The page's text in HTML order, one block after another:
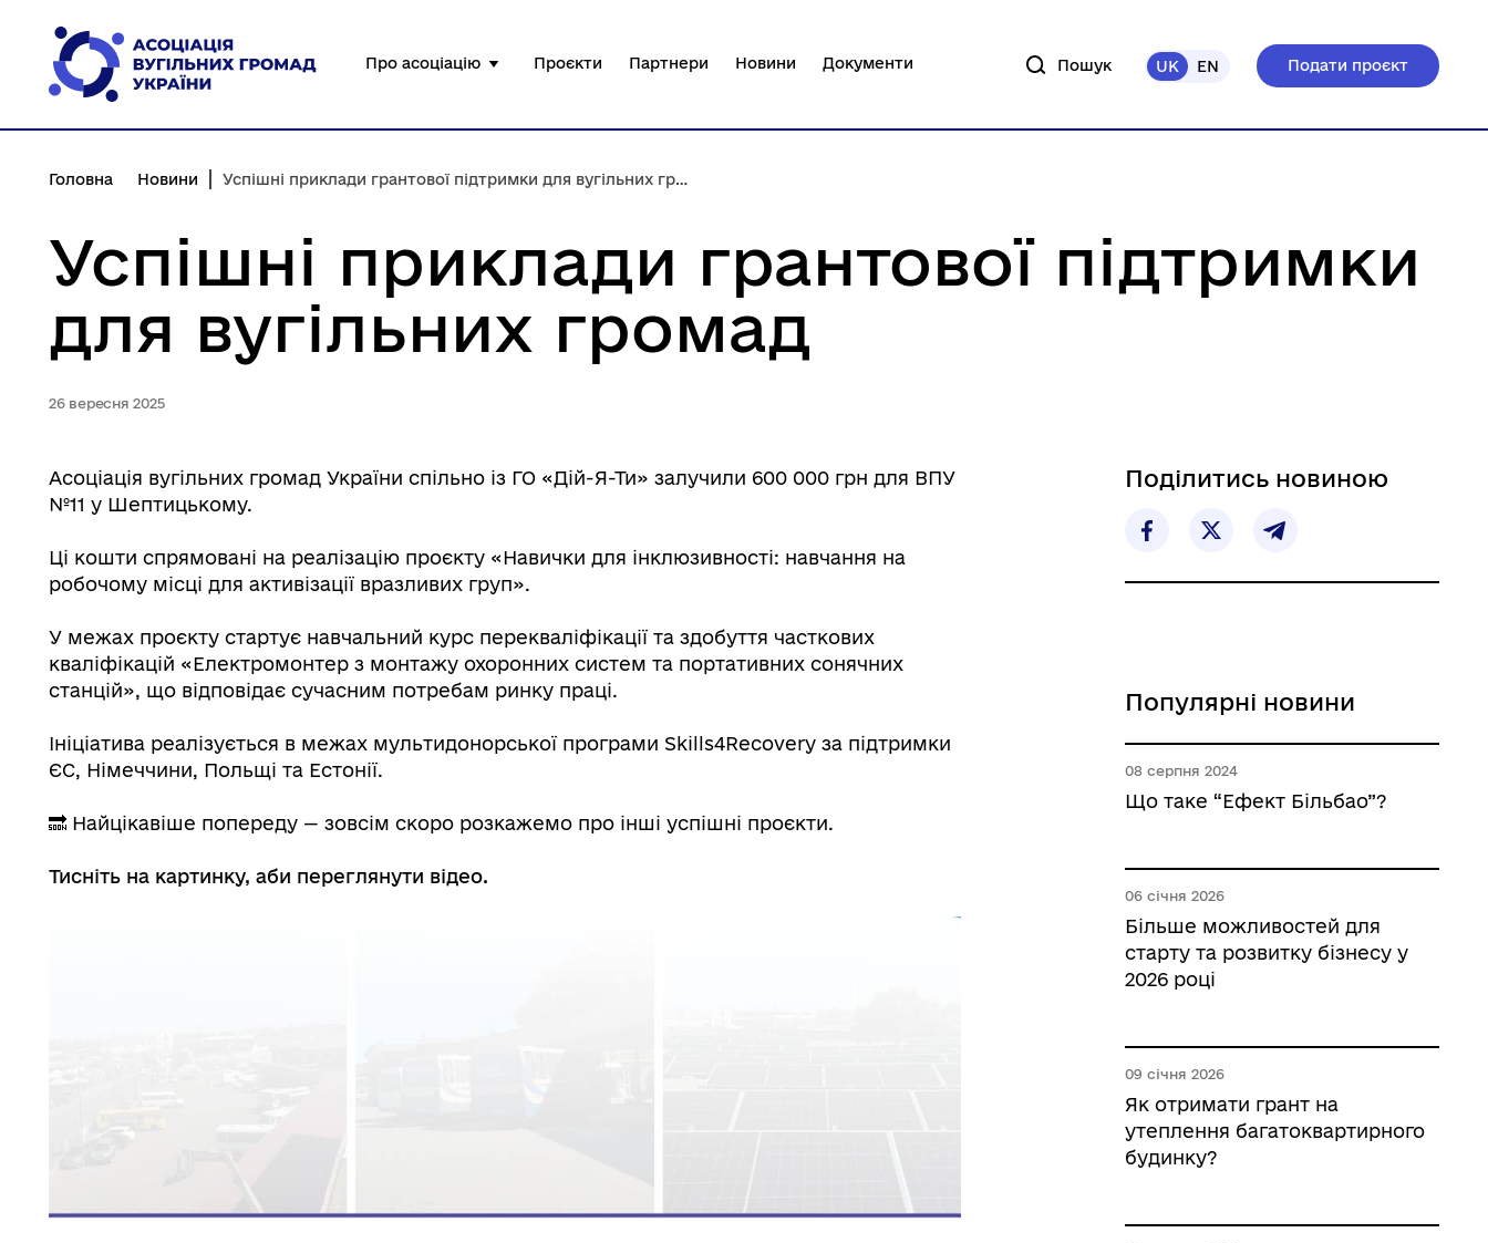
Перейти
основного
Про асоціацію Проєкти Партнери Новини Документи Пошук UK EN Подати проєкт
Головна Новини Успішні приклади грантової підтримки для вугільних громад
Успішні приклади грантової підтримки
для вугільних громад
26 вересня 2025
Асоціація вугільних громад України спільно із ГО «Дій-Я-Ти» залучили 600 000 грн для ВПУ
№11 у Шептицькому.
Ці кошти спрямовані на реалізацію проєкту «Навички для інклюзивності: навчання на
робочому місці для активізації вразливих груп».
У межах проєкту стартує навчальний курс перекваліфікації та здобуття часткових
кваліфікацій «Електромонтер з монтажу охоронних систем та портативних сонячних
станцій», що відповідає сучасним потребам ринку праці.
Ініціатива реалізується в межах мультидонорської програми Skills4Recovery за підтримки
ЄС, Німеччини, Польщі та Естонії.
🔜 Найцікавіше попереду — зовсім скоро розкажемо про інші успішні проєкти.
Тисніть на картинку, аби переглянути відео.
Поділитись новиною
Популярні новини
08 серпня 2024
Що таке “Ефект Більбао”?
06 січня 2026
Більше можливостей для
старту та розвитку бізнесу у
2026 році
09 січня 2026
Як отримати грант на
утеплення багатоквартирного
будинку?